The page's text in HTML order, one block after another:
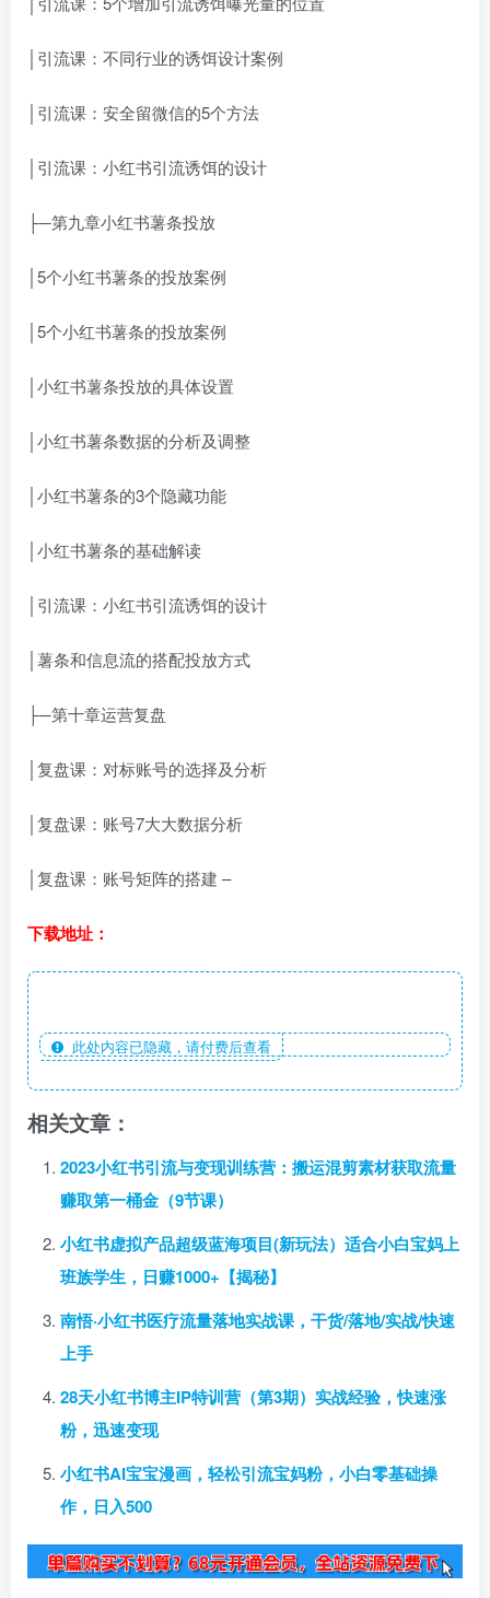
│引流课：不同行业的诱饵设计案例
│引流课：安全留微信的5个方法
│引流课：小红书引流诱饵的设计
├─第九章小红书薯条投放
│5个小红书薯条的投放案例
│5个小红书薯条的投放案例
│小红书薯条投放的具体设置
│小红书薯条数据的分析及调整
│小红书薯条的3个隐藏功能
│小红书薯条的基础解读
│引流课：小红书引流诱饵的设计
│薯条和信息流的搭配投放方式
├─第十章运营复盘
│复盘课：对标账号的选择及分析
│复盘课：账号7大大数据分析
│复盘课：账号矩阵的搭建 –
下载地址：
此处内容已隐藏，请付费后查看
相关文章：
2023小红书引流与变现训练营：搬运混剪素材获取流量
赚取第一桶金（9节课）
小红书虚拟产品超级蓝海项目(新玩法）适合小白宝妈上
班族学生，日赚1000+【揭秘】
南悟·小红书医疗流量落地实战课，干货/落地/实战/快速
上手
28天小红书博主IP特训营（第3期）实战经验，快速涨
粉，迅速变现
小红书AI宝宝漫画，轻松引流宝妈粉，小白零基础操
作，日入500